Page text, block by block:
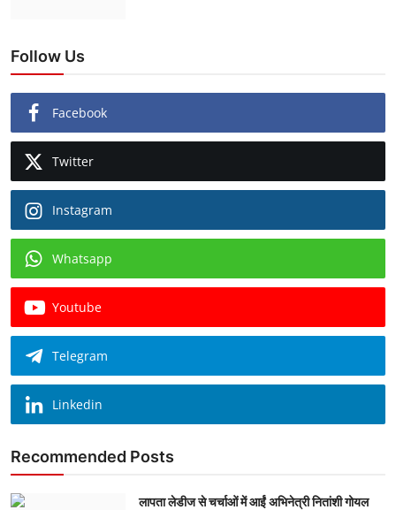
Follow Us
Facebook
Twitter
Instagram
Whatsapp
Youtube
Telegram
Linkedin
Recommended Posts
लापता लेडीज से चर्चाओं में आईं अभिनेत्री नितांशी गोयल